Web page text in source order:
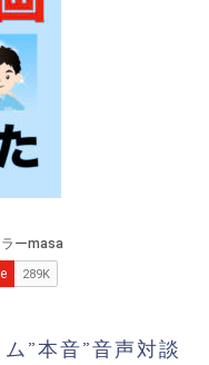
”本音”音声対談